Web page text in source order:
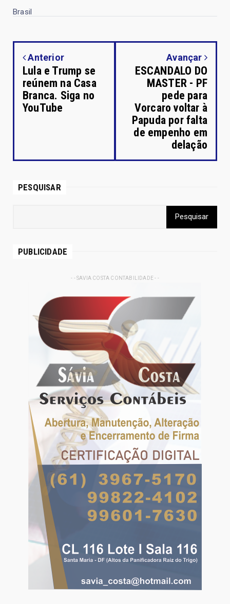
Brasil
Anterior
Lula e Trump se
reúnem na Casa
Branca. Siga no
YouTube
Avançar
ESCANDALO DO
MASTER - PF
pede para
Vorcaro voltar à
Papuda por falta
de empenho em
delação
PESQUISAR
PUBLICIDADE
- - SAVIA COSTA CONTABILIDADE - -